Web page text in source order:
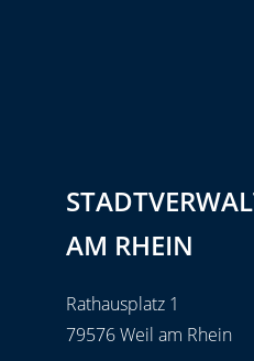
AM RHEIN
Rathausplatz 1
79576 Weil am Rhein